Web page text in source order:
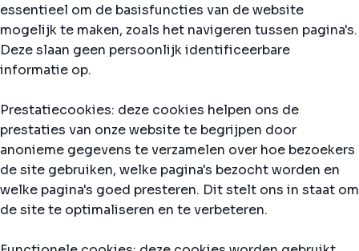
essentieel om de basisfuncties van de website
mogelijk te maken, zoals het navigeren tussen pagina's.
Deze slaan geen persoonlijk identificeerbare
informatie op.
Prestatiecookies: deze cookies helpen ons de
prestaties van onze website te begrijpen door
anonieme gegevens te verzamelen over hoe bezoekers
de site gebruiken, welke pagina's bezocht worden en
welke pagina's goed presteren. Dit stelt ons in staat om
de site te optimaliseren en te verbeteren.